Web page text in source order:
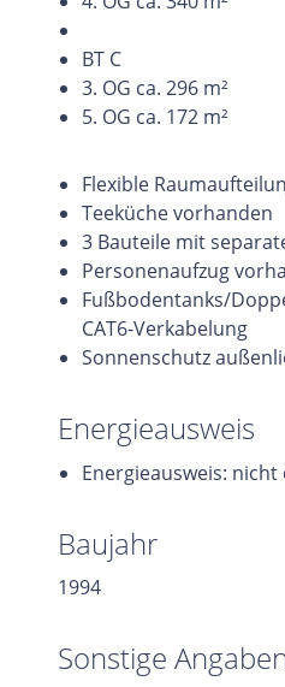
BT C
3. OG ca. 296 m²
5. OG ca. 172 m²
Flexible
Teeküche vorhanden
3 Bauteile mit
Personenaufzug
Fußbodentanks/
CAT6-Verkabelung
Sonnenschutz
Energieausweis
Energieausweis:
Baujahr
1994
Sonstige